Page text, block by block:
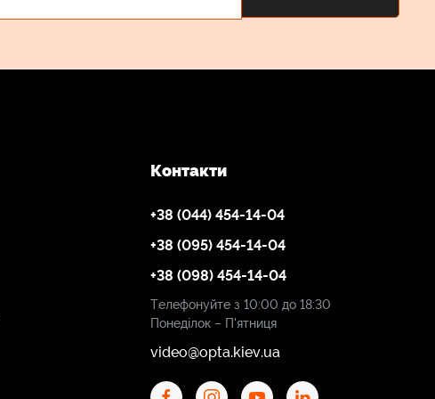
Контакти
+38 (044) 454-14-04
+38 (095) 454-14-04
+38 (098) 454-14-04
Телефонуйте з 10:00 до 18:30
Понеділок – П'ятниця
video@opta.kiev.ua